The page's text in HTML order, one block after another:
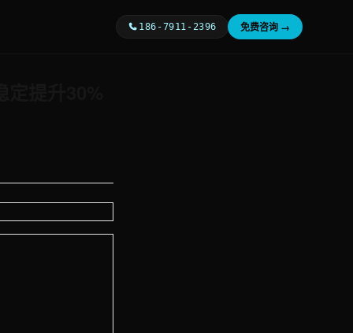
186-7911-2396 免费咨询 →